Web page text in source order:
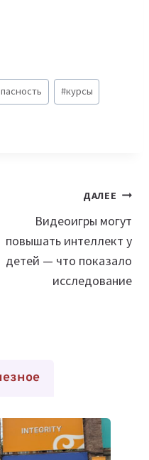
#курсы
ДАЛЕЕ
Видеоигры могут
повышать интеллект у
детей — что показало
исследование